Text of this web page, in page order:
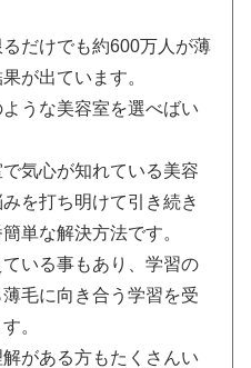
だけでも約600万人が薄
が出ています。
うな美容室を選べばい
気心が知れている美容
を打ち明けて引き続き
単な解決方法です。
いる事もあり、学習の
毛に向き合う学習を受
。
がある方もたくさんい